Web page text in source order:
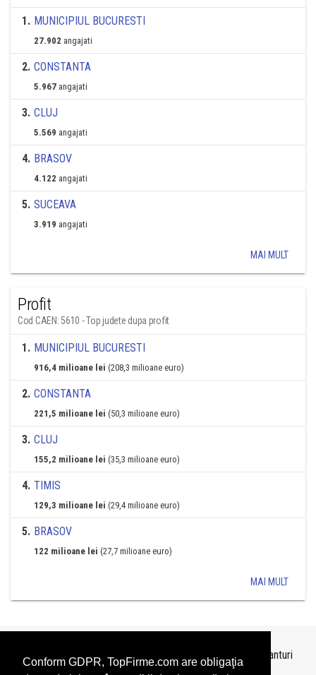
Conform GDPR, TopFirme.com are obligaţia
1. MUNICIPIUL BUCURESTI
27.902 angajati
2. CONSTANTA
5.967 angajati
3. CLUJ
5.569 angajati
4. BRASOV
4.122 angajati
5. SUCEAVA
3.919 angajati
MAI MULT
Profit
Cod CAEN: 5610 - Top judete dupa profit
1. MUNICIPIUL BUCURESTI
916,4 milioane lei (208,3 milioane euro)
2. CONSTANTA
221,5 milioane lei (50,3 milioane euro)
3. CLUJ
155,2 milioane lei (35,3 milioane euro)
4. TIMIS
129,3 milioane lei (29,4 milioane euro)
5. BRASOV
122 milioane lei (27,7 milioane euro)
MAI MULT
Topurile sunt realizate deTopFirme
pe baza ultimelor bilanturi
depuse si au scop informativ.